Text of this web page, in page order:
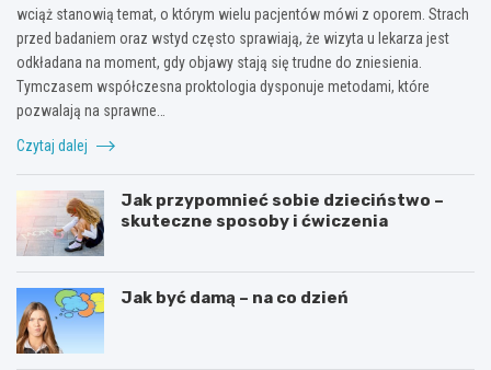
wciąż stanowią temat, o którym wielu pacjentów mówi z oporem. Strach
przed badaniem oraz wstyd często sprawiają, że wizyta u lekarza jest
odkładana na moment, gdy objawy stają się trudne do zniesienia.
Tymczasem współczesna proktologia dysponuje metodami, które
pozwalają na sprawne…
Czytaj dalej
Jak przypomnieć sobie dzieciństwo –
skuteczne sposoby i ćwiczenia
Jak być damą – na co dzień